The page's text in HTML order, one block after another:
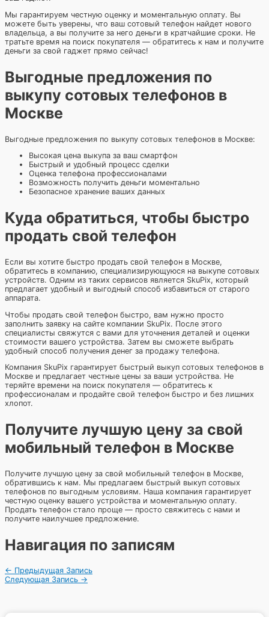
Мы гарантируем честную оценку и моментальную оплату. Вы
можете быть уверены, что ваш сотовый телефон найдет нового
владельца, а вы получите за него деньги в кратчайшие сроки. Не
тратьте время на поиск покупателя — обратитесь к нам и получите
деньги за свой гаджет прямо сейчас!
Выгодные предложения по
выкупу сотовых телефонов в
Москве
Выгодные предложения по выкупу сотовых телефонов в Москве:
Высокая цена выкупа за ваш смартфон
Быстрый и удобный процесс сделки
Оценка телефона профессионалами
Возможность получить деньги моментально
Безопасное хранение ваших данных
Куда обратиться, чтобы быстро
продать свой телефон
Если вы хотите быстро продать свой телефон в Москве,
обратитесь в компанию, специализирующуюся на выкупе сотовых
устройств. Одним из таких сервисов является SkuPix, который
предлагает удобный и выгодный способ избавиться от старого
аппарата.
Чтобы продать свой телефон быстро, вам нужно просто
заполнить заявку на сайте компании SkuPix. После этого
специалисты свяжутся с вами для уточнения деталей и оценки
стоимости вашего устройства. Затем вы сможете выбрать
удобный способ получения денег за продажу телефона.
Компания SkuPix гарантирует быстрый выкуп сотовых телефонов в
Москве и предлагает честные цены за ваши устройства. Не
теряйте времени на поиск покупателя — обратитесь к
профессионалам и продайте свой телефон быстро и без лишних
хлопот.
Получите лучшую цену за свой
мобильный телефон в Москве
Получите лучшую цену за свой мобильный телефон в Москве,
обратившись к нам. Мы предлагаем быстрый выкуп сотовых
телефонов по выгодным условиям. Наша компания гарантирует
честную оценку вашего устройства и моментальную оплату.
Продать телефон стало проще — просто свяжитесь с нами и
получите наилучшее предложение.
Навигация по записям
← Предыдущая Запись
Следующая Запись →